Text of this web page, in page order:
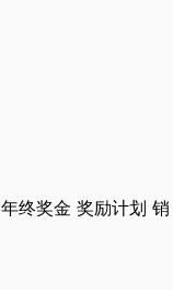
年终奖金 奖励计划 销